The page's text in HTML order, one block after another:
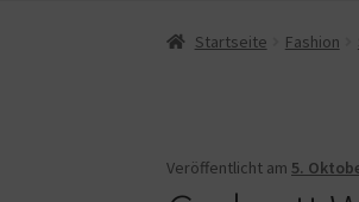
Start Cookie-Richtlinie
Startseite Fashion
Veröffentlicht am5.